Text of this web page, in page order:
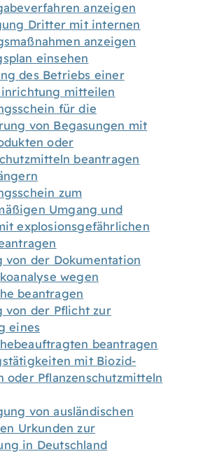
anzeigen
Dritter mit internen
anzeigen
einsehen
des Betriebs einer
mitteilen
für die
von Begasungen mit
oder
beantragen
zum
Umgang und
explosionsgefährlichen
von der Dokumentation
wegen
beantragen
von der Pflicht zur
eines
beantragen
mit Biozid-
oder Pflanzenschutzmitteln
von ausländischen
Urkunden zur
in Deutschland